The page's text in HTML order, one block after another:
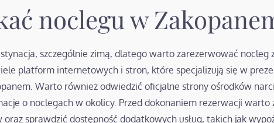
noclegu w
szczególnie zimą, dlatego warto zarezerwować nocleg
platform internetowych i stron, które specjalizują się w
Warto również odwiedzić oficjalne strony ośrodków
o noclegach w okolicy. Przed dokonaniem rezerwacji warto
sprawdzić dostępność dodatkowych usług, takich jak